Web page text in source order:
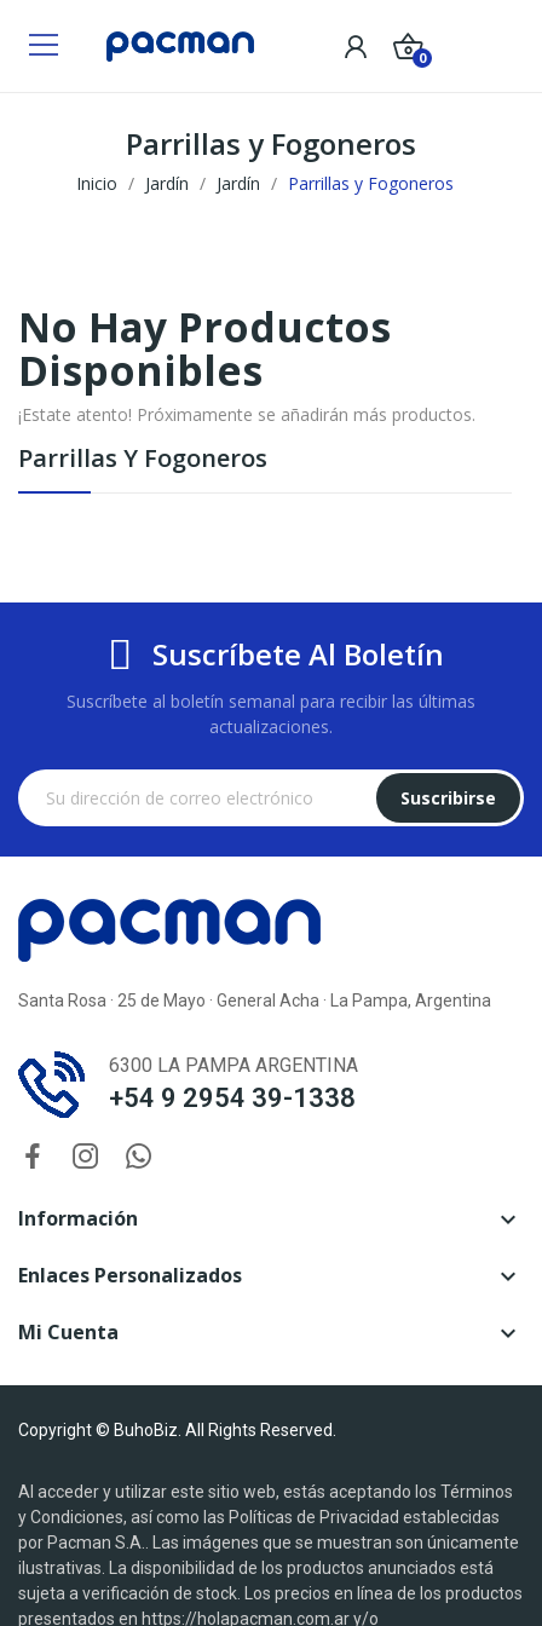
0
Parrillas y Fogoneros
Inicio Jardín Jardín Parrillas y Fogoneros
Parrillas Y Fogoneros
No Hay Productos
Disponibles
¡Estate atento! Próximamente se añadirán más productos.
Suscríbete Al Boletín
Suscríbete al boletín semanal para recibir las últimas
actualizaciones.
Suscribirse
Santa Rosa · 25 de Mayo · General Acha · La Pampa, Argentina
6300 LA PAMPA ARGENTINA
+54 9 2954 39-1338
Información 
Enlaces Personalizados 
Mi Cuenta 
Copyright © BuhoBiz. All Rights Reserved.
Al acceder y utilizar este sitio web, estás aceptando los Términos
y Condiciones, así como las Políticas de Privacidad establecidas
por Pacman S.A.. Las imágenes que se muestran son únicamente
ilustrativas. La disponibilidad de los productos anunciados está
sujeta a verificación de stock. Los precios en línea de los productos
presentados en https://holapacman.com.ar y/o